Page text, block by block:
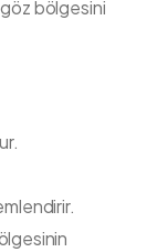
bölgesini